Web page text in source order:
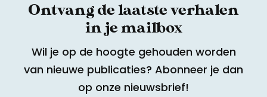
Ontvang de laatste verhalen
in je mailbox
Wil je op de hoogte gehouden worden
van nieuwe publicaties? Abonneer je dan
op onze nieuwsbrief!